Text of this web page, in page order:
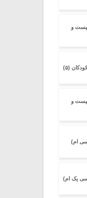
و
(۵)
و
ام)
یک ام)